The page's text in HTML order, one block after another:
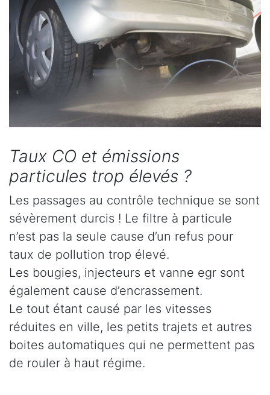
Taux CO et émissions
particules trop élevés ?
Les passages au contrôle technique se sont
sévèrement durcis ! Le filtre à particule
n’est pas la seule cause d’un refus pour
taux de pollution trop élevé.
Les bougies, injecteurs et vanne egr sont
également cause d’encrassement.
Le tout étant causé par les vitesses
réduites en ville, les petits trajets et autres
boites automatiques qui ne permettent pas
de rouler à haut régime.